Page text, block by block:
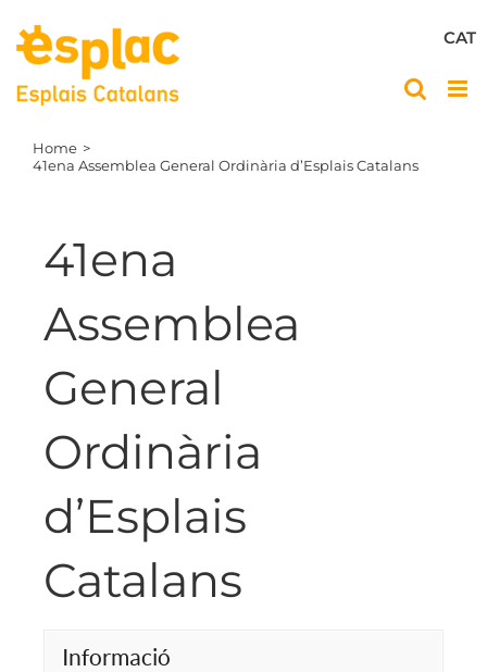
content
CAT
Home
41ena Assemblea General Ordinària d’Esplais Catalans
41ena
Assemblea
General
Ordinària
d’Esplais
Catalans
Informació